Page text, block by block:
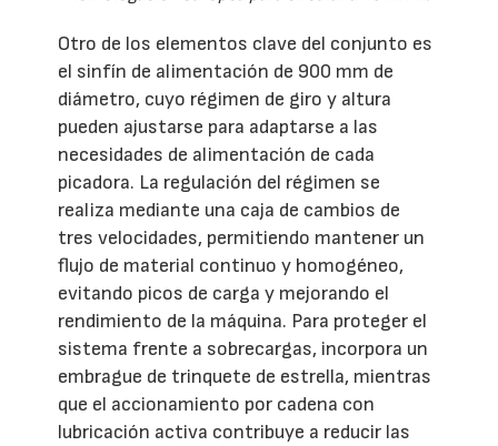
Otro de los elementos clave del conjunto es
el sinfín de alimentación de 900 mm de
diámetro, cuyo régimen de giro y altura
pueden ajustarse para adaptarse a las
necesidades de alimentación de cada
picadora. La regulación del régimen se
realiza mediante una caja de cambios de
tres velocidades, permitiendo mantener un
flujo de material continuo y homogéneo,
evitando picos de carga y mejorando el
rendimiento de la máquina. Para proteger el
sistema frente a sobrecargas, incorpora un
embrague de trinquete de estrella, mientras
que el accionamiento por cadena con
lubricación activa contribuye a reducir las